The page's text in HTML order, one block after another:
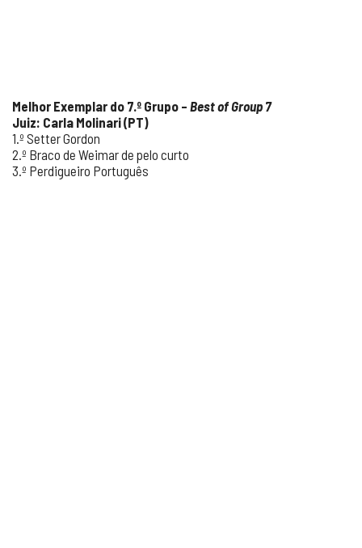
Melhor Exemplar do 7.º Grupo – Best of Group 7
Juiz: Carla Molinari (PT)
1.º Setter Gordon
2.º Braco de Weimar de pelo curto
3.º Perdigueiro Português